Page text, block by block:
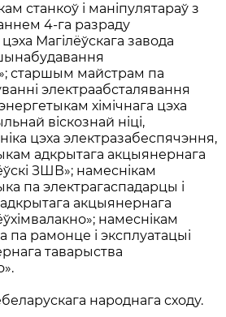
станкоў і маніпулятараў з
4-га разраду
Магілёўскага завода
старшым майстрам па
электраабсталявання
хімічнага цэха
віскознай ніці,
цэха электразабеспячэння,
адкрытага акцыянернага
ЗШВ»; намеснікам
па электрагаспадарцы і
акцыянернага
намеснікам
па рамонце і эксплуатацыі
таварыства
народнага сходу.